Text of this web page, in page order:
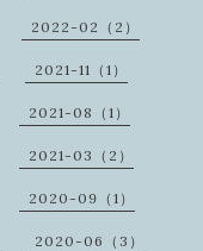
2022-02（2）
2021-11（1）
2021-08（1）
2021-03（2）
2020-09（1）
2020-06（3）